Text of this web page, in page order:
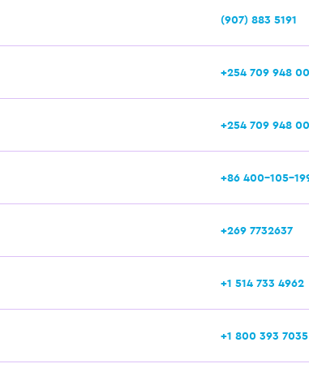
(907) 883 5191
+254 709 948
+254 709 948
+86 400-105-
+269 7732637
+1 514 733 4962
+1 800 393 7035